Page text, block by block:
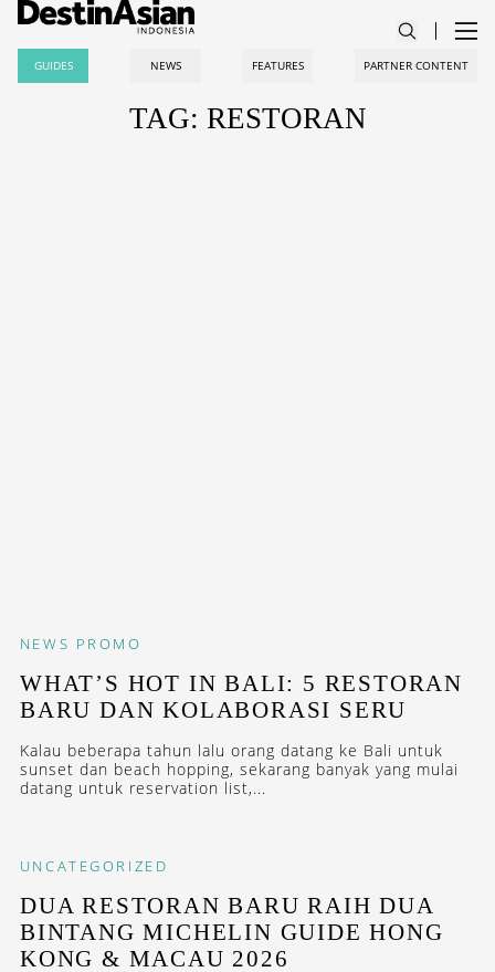
GUIDES NEWS FEATURES PARTNER CONTENT
TAG: RESTORAN
NEWS PROMO
WHAT’S HOT IN BALI: 5 RESTORAN
BARU DAN KOLABORASI SERU
Kalau beberapa tahun lalu orang datang ke Bali untuk
sunset dan beach hopping, sekarang banyak yang mulai
datang untuk reservation list,...
UNCATEGORIZED
DUA RESTORAN BARU RAIH DUA
BINTANG MICHELIN GUIDE HONG
KONG & MACAU 2026